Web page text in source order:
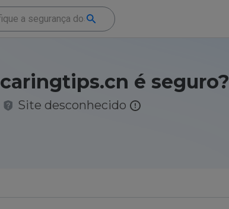
caringtips.cn é seguro?
Site desconhecido